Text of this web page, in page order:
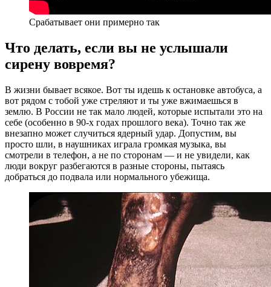
Срабатывает они примерно так
Что делать, если вы не услышали
сирену вовремя?
В жизни бывает всякое. Вот ты идешь к остановке автобуса, а
вот рядом с тобой уже стреляют и ты уже вжимаешься в
землю. В России не так мало людей, которые испытали это на
себе (особенно в 90-х годах прошлого века). Точно так же
внезапно может случиться ядерный удар. Допустим, вы
просто шли, в наушниках играла громкая музыка, вы
смотрели в телефон, а не по сторонам — и не увидели, как
люди вокруг разбегаются в разные стороны, пытаясь
добраться до подвала или нормального убежища.